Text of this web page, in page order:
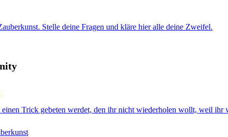
Stelle deine Fragen und kläre hier alle deine Zweifel.
Trick gebeten werdet, den ihr nicht wiederholen wollt, weil ihr